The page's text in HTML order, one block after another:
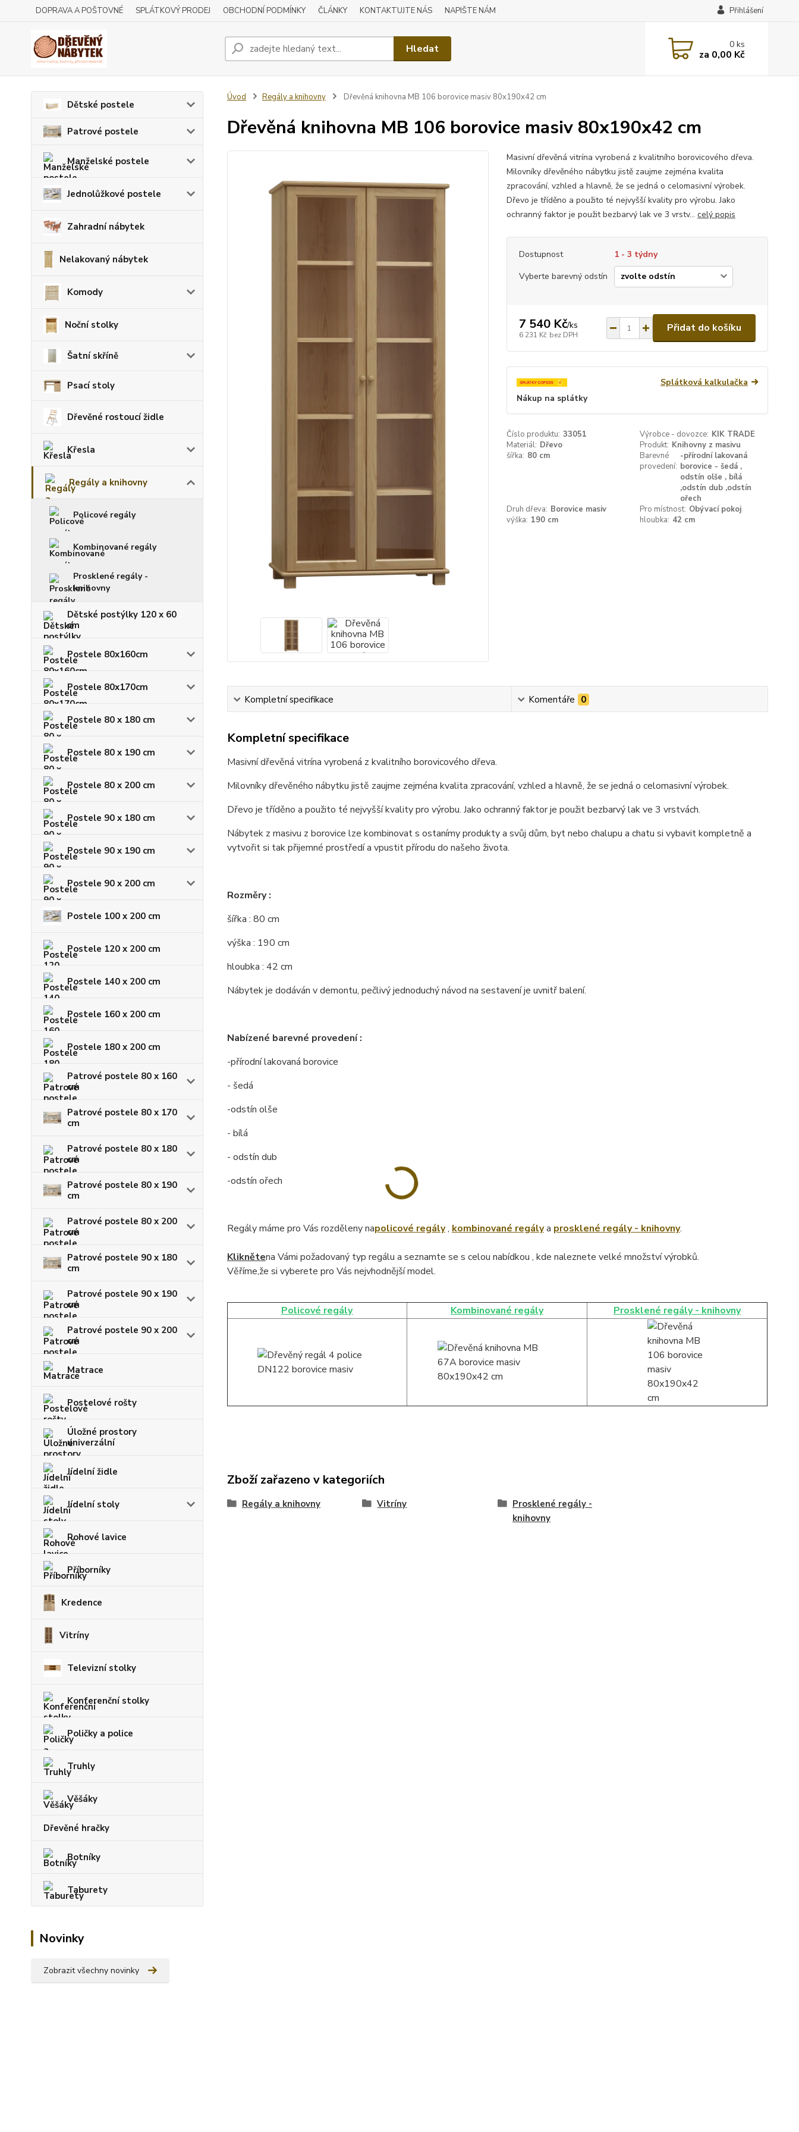
DOPRAVA A POŠTOVNÉ SPLÁTKOVÝ PRODEJ OBCHODNÍ PODMÍNKY ČLÁNKY KONTAKTUJTE NÁS NAPIŠTE NÁM Přihlášení
Hledat 0ks
za 0,00 Kč
Dětské postele
Patrové postele
Manželské postele
Jednolůžkové postele
Zahradní nábytek
Nelakovaný nábytek
Komody
Noční stolky
Šatní skříně
Psací stoly
Dřevěné rostoucí židle
Křesla
Regály a knihovny
Policové regály
Kombinované regály
Prosklené regály -
knihovny
Dětské postýlky 120 x 60
cm
Postele 80x160cm
Postele 80x170cm
Postele 80 x 180 cm
Postele 80 x 190 cm
Postele 80 x 200 cm
Postele 90 x 180 cm
Postele 90 x 190 cm
Postele 90 x 200 cm
Postele 100 x 200 cm
Postele 120 x 200 cm
Postele 140 x 200 cm
Postele 160 x 200 cm
Postele 180 x 200 cm
Patrové postele 80 x 160
cm
Patrové postele 80 x 170
cm
Patrové postele 80 x 180
cm
Patrové postele 80 x 190
cm
Patrové postele 80 x 200
cm
Patrové postele 90 x 180
cm
Patrové postele 90 x 190
cm
Patrové postele 90 x 200
cm
Matrace
Postelové rošty
Úložné prostory
univerzální
Jídelní židle
Jídelní stoly
Rohové lavice
Příborníky
Kredence
Vitríny
Televizní stolky
Konferenční stolky
Poličky a police
Truhly
Věšáky
Dřevěné hračky
Botníky
Taburety
Novinky
Zobrazit všechny novinky
Úvod Regály a knihovny Dřevěná knihovna MB 106 borovice masiv 80x190x42 cm
Dřevěná knihovna MB 106 borovice masiv 80x190x42 cm
Masivní dřevěná vitrína vyrobená z kvalitního borovicového dřeva.
Milovníky dřevěného nábytku jistě zaujme zejména kvalita
zpracování, vzhled a hlavně, že se jedná o celomasivní výrobek.
Dřevo je tříděno a použito té nejvyšší kvality pro výrobu. Jako
ochranný faktor je použit bezbarvý lak ve 3 vrstv... celý popis
Dostupnost
1 - 3 týdny
Vyberte barevný odstín
7 540 Kč/ks
6 231 Kč bez DPH
Přidat do košíku
Splátková kalkulačka
Nákup na splátky
Číslo produktu: 33051 Výrobce - dovozce: KIK TRADE
Materiál: Dřevo Produkt: Knihovny z masivu
šířka: 80 cm
Barevné
provedení:
-přírodní lakovaná
borovice - šedá ,
odstín olše , bílá
,odstín dub ,odstín
ořech
Druh dřeva: Borovice masiv Pro místnost: Obývací pokoj
výška: 190 cm hloubka: 42 cm
Kompletní specifikace Komentáře 0
Kompletní specifikace
Masivní dřevěná vitrína vyrobená z kvalitního borovicového dřeva.
Milovníky dřevěného nábytku jistě zaujme zejména kvalita zpracování, vzhled a hlavně, že se jedná o celomasivní výrobek.
Dřevo je tříděno a použito té nejvyšší kvality pro výrobu. Jako ochranný faktor je použit bezbarvý lak ve 3 vrstvách.
Nábytek z masivu z borovice lze kombinovat s ostanímy produkty a svůj dům, byt nebo chalupu a chatu si vybavit kompletně a
vytvořit si tak přijemné prostředí a vpustit přírodu do našeho života.
Rozměry :
šířka : 80 cm
výška : 190 cm
hloubka : 42 cm
Nábytek je dodáván v demontu, pečlivý jednoduchý návod na sestavení je uvnitř balení.
Nabízené barevné provedení :
-přírodní lakovaná borovice
- šedá
-odstín olše
- bílá
- odstín dub
-odstín ořech
Regály máme pro Vás rozděleny napolicové regály, kombinované regálya prosklené regály - knihovny.
Kliknětena Vámi požadovaný typ regálu a seznamte se s celou nabídkou , kde naleznete velké množství výrobků.
Věříme,že si vyberete pro Vás nejvhodnější model.
Policové regály Kombinované regály Prosklené regály - knihovny
Zboží zařazeno v kategoriích
Regály a knihovny Vitríny
Prosklené regály -
knihovny